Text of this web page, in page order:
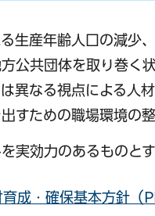
生産年齢人口の減少
公共団体を取り巻く
異なる視点による人
すための職場環境の
実効力のあるものと
成・確保基本方針（